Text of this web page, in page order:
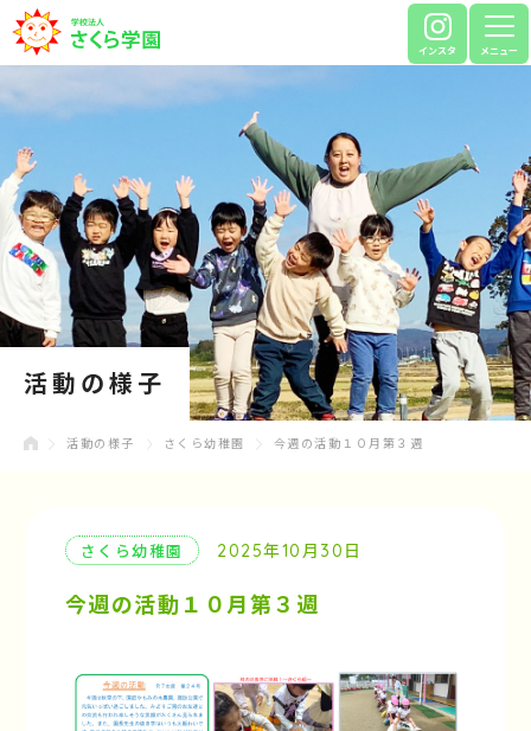
インスタ メニュー
活動の様子
活動の様子 さくら幼稚園 今週の活動１０月第３週
さくら幼稚園 2025年10月30日
今週の活動１０月第３週